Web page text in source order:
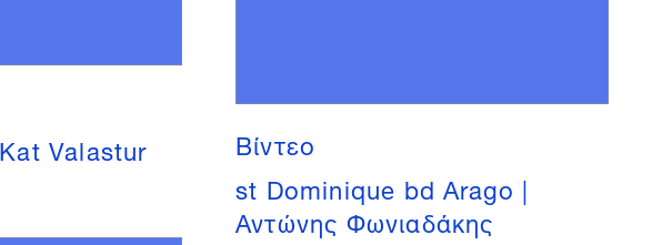
Valastur
Βίντεο
st Dominique bd Arago |
Αντώνης Φωνιαδάκης